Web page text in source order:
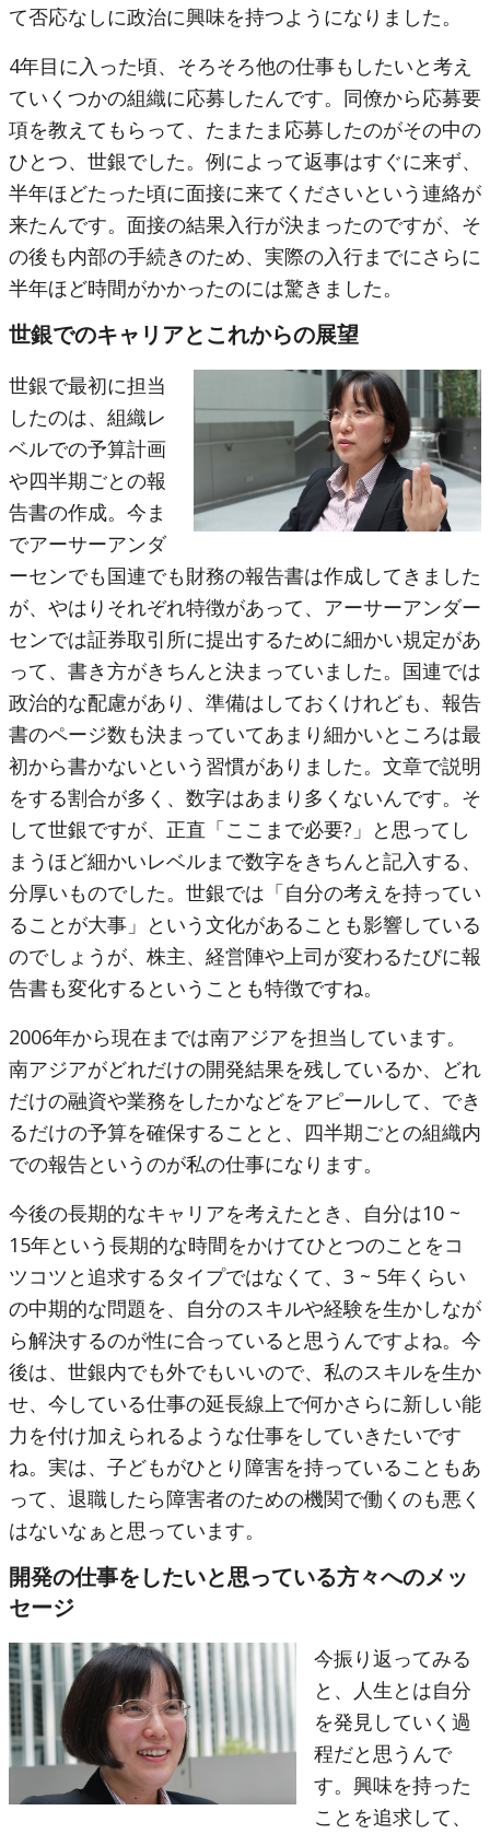
て否応なしに政治に興味を持つようになりました。
4年目に入った頃、そろそろ他の仕事もしたいと考え
ていくつかの組織に応募したんです。同僚から応募要
項を教えてもらって、たまたま応募したのがその中の
ひとつ、世銀でした。例によって返事はすぐに来ず、
半年ほどたった頃に面接に来てくださいという連絡が
来たんです。面接の結果入行が決まったのですが、そ
の後も内部の手続きのため、実際の入行までにさらに
半年ほど時間がかかったのには驚きました。
世銀でのキャリアとこれからの展望
世銀で最初に担当
したのは、組織レ
ベルでの予算計画
や四半期ごとの報
告書の作成。今ま
でアーサーアンダ
ーセンでも国連でも財務の報告書は作成してきました
が、やはりそれぞれ特徴があって、アーサーアンダー
センでは証券取引所に提出するために細かい規定があ
って、書き方がきちんと決まっていました。国連では
政治的な配慮があり、準備はしておくけれども、報告
書のページ数も決まっていてあまり細かいところは最
初から書かないという習慣がありました。文章で説明
をする割合が多く、数字はあまり多くないんです。そ
して世銀ですが、正直「ここまで必要?」と思ってし
まうほど細かいレベルまで数字をきちんと記入する、
分厚いものでした。世銀では「自分の考えを持ってい
ることが大事」という文化があることも影響している
のでしょうが、株主、経営陣や上司が変わるたびに報
告書も変化するということも特徴ですね。
2006年から現在までは南アジアを担当しています。
南アジアがどれだけの開発結果を残しているか、どれ
だけの融資や業務をしたかなどをアピールして、でき
るだけの予算を確保することと、四半期ごとの組織内
での報告というのが私の仕事になります。
今後の長期的なキャリアを考えたとき、自分は10 ~
15年という長期的な時間をかけてひとつのことをコ
ツコツと追求するタイプではなくて、3 ~ 5年くらい
の中期的な問題を、自分のスキルや経験を生かしなが
ら解決するのが性に合っていると思うんですよね。今
後は、世銀内でも外でもいいので、私のスキルを生か
せ、今している仕事の延長線上で何かさらに新しい能
力を付け加えられるような仕事をしていきたいです
ね。実は、子どもがひとり障害を持っていることもあ
って、退職したら障害者のための機関で働くのも悪く
はないなぁと思っています。
開発の仕事をしたいと思っている方々へのメッ
セージ
今振り返ってみる
と、人生とは自分
を発見していく過
程だと思うんで
す。興味を持った
ことを追求して、